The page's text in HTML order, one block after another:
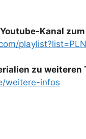
Kanal
zu
weitere-infos